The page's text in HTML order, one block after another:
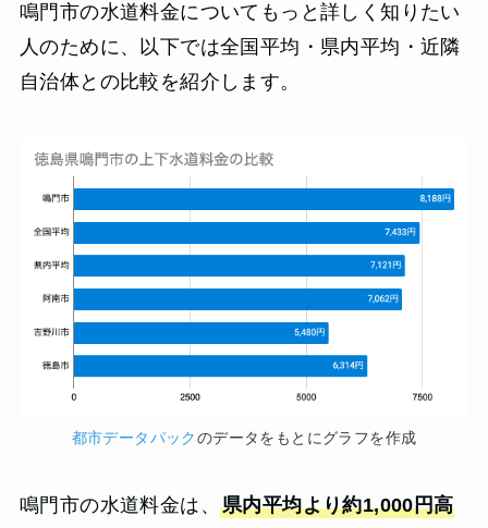
鳴門市の水道料金についてもっと詳しく知りたい
人のために、以下では全国平均・県内平均・近隣
自治体との比較を紹介します。
都市データパックのデータをもとにグラフを作成
鳴門市の水道料金は、 県内平均より約1,000円高